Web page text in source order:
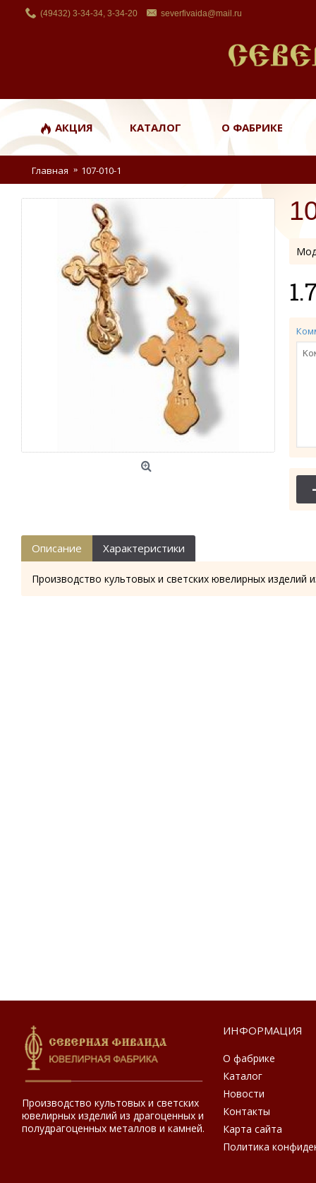
(49432) 3-34-34, 3-34-20 severfivaida@mail.ru
АКЦИЯ КАТАЛОГ О ФАБРИКЕ
Главная 107-010-1
-
Описание Характеристики
Производство культовых и светских ювелирных изделий
Производство культовых и светских
ювелирных изделий из драгоценных и
полудрагоценных металлов и камней.
ИНФОРМАЦИЯ
О фабрике
Каталог
Новости
Контакты
Карта сайта
Политика